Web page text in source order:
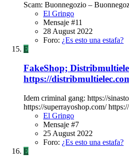
Scam: Buonnegozio –
El Gringo
Mensaje #11
28 August 2022
Foro: ¿Es esto una estafa?
E
FakeShop;
https://
Idem criminal gang: https://
https://superrayoshop.com/
El Gringo
Mensaje #7
25 August 2022
Foro: ¿Es esto una estafa?
E